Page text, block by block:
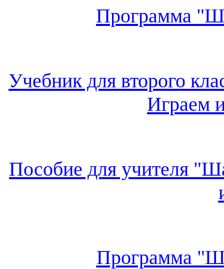
Программа
Учебник для второго
Играем
Пособие для учителя
Программа